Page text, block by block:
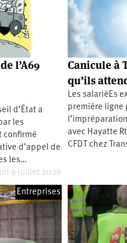
Continents
Continents
Afrique
Amérique
Nord
latine
Europe
Moyen-
Orient
Océanie
l’A69
d’État a
les
confirmé
d’appel de
les…
9 juillet 2026
Canicule à
qu’ils
Les salariéEs
première ligne
avec Hayatte
CFDT chez
Entreprises